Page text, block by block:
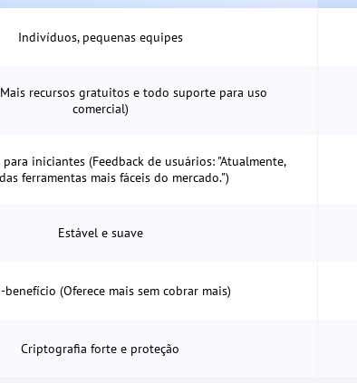
Indivíduos, pequenas equipes
recursos gratuitos e todo suporte para uso
comercial)
iniciantes (Feedback de usuários: "Atualmente,
ferramentas mais fáceis do mercado.")
Estável e suave
benefício (Oferece mais sem cobrar mais)
Criptografia forte e proteção